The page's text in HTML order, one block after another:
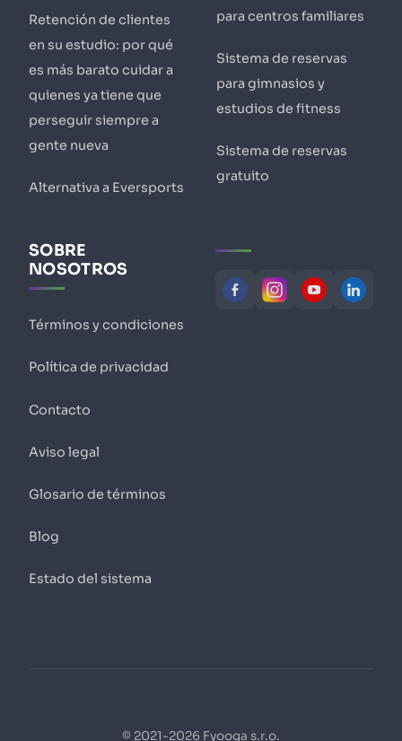
Retención de clientes
en su estudio: por qué
es más barato cuidar a
quienes ya tiene que
perseguir siempre a
gente nueva
Alternativa a Eversports
para centros familiares
Sistema de reservas
para gimnasios y
estudios de fitness
Sistema de reservas
gratuito
SOBRE
NOSOTROS
Términos y condiciones
Política de privacidad
Contacto
Aviso legal
Glosario de términos
Blog
Estado del sistema
© 2021-2026 Fyooga s.r.o.